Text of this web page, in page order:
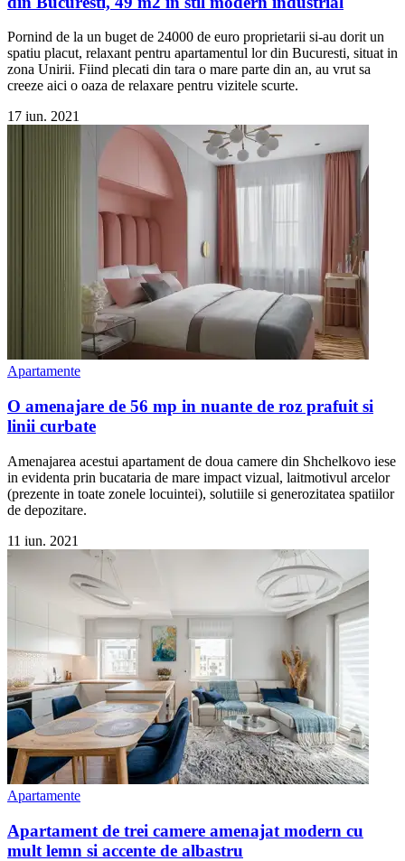
Pornind de la un buget de 24000 de euro proprietarii si-au dorit un
spatiu placut, relaxant pentru apartamentul lor din Bucuresti, situat in
zona Unirii. Fiind plecati din tara o mare parte din an, au vrut sa
creeze aici o oaza de relaxare pentru vizitele scurte.
17 iun. 2021
Apartamente
O amenajare de 56 mp in nuante de roz prafuit si
linii curbate
Amenajarea acestui apartament de doua camere din Shchelkovo iese
in evidenta prin bucataria de mare impact vizual, laitmotivul arcelor
(prezente in toate zonele locuintei), solutiile si generozitatea spatiilor
de depozitare.
11 iun. 2021
Apartamente
Apartament de trei camere amenajat modern cu
mult lemn si accente de albastru